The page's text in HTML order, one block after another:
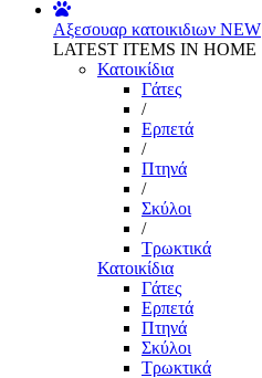
Αξεσουαρ κατοικιδιων NEW
LATEST ITEMS IN HOME
Κατοικίδια
Γάτες
/
Ερπετά
/
Πτηνά
/
Σκύλοι
/
Τρωκτικά
Κατοικίδια
Γάτες
Ερπετά
Πτηνά
Σκύλοι
Τρωκτικά